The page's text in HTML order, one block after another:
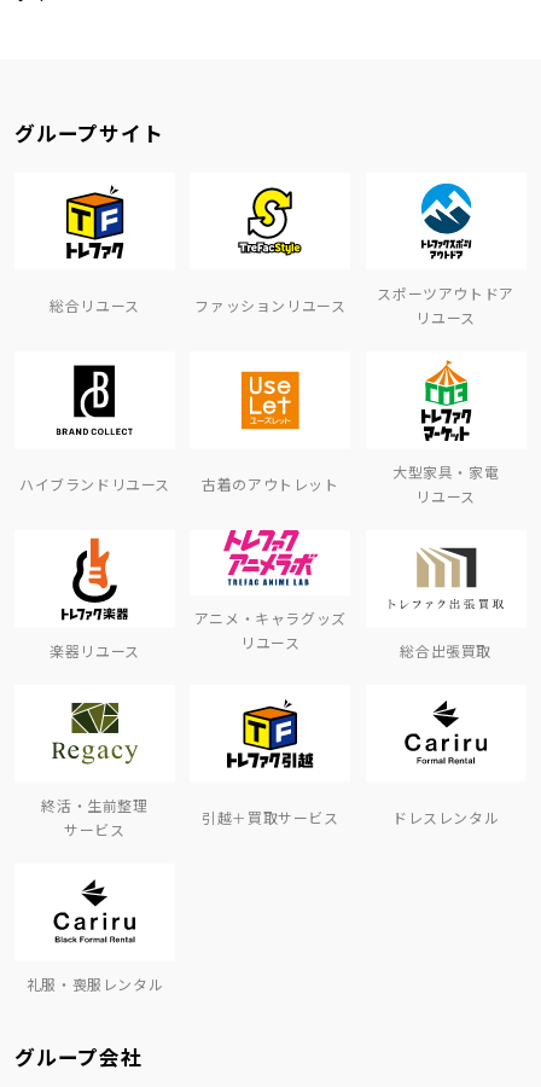
グループサイト
総合リユース ファッションリユース
スポーツアウトドア
リユース
ハイブランドリユース 古着のアウトレット
大型家具・家電
リユース
楽器リユース
アニメ・キャラグッズ
リユース
総合出張買取
終活・生前整理
サービス
引越＋買取サービス ドレスレンタル
礼服・喪服レンタル
グループ会社